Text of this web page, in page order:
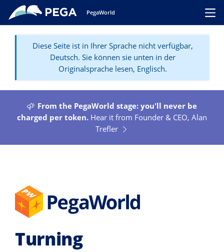
Zum Hauptinhalt wechseln
PegaWorld
Diese Seite ist in Ihrer Sprache nicht verfügbar,
Deutsch. Sie können sie unten in der
Originalsprache lesen, Englisch.
From the PegaWorld stage: you'll never be
charged per token. Hear it from Founder & CEO, Alan
Trefler
Turning